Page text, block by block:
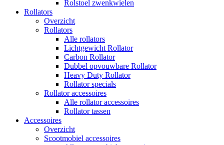
Rolstoel zwenkwielen
Rollators
Overzicht
Rollators
Alle rollators
Lichtgewicht Rollator
Carbon Rollator
Dubbel opvouwbare Rollator
Heavy Duty Rollator
Rollator specials
Rollator accessoires
Alle rollator accessoires
Rollator tassen
Accessoires
Overzicht
Scootmobiel accessoires